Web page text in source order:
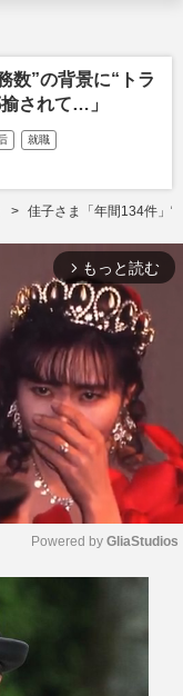
数”の背景に“トラ
されて…」
就職
佳子さま「年間134件」“
arrow_forward_ios もっと読む
Powered by GliaStudios